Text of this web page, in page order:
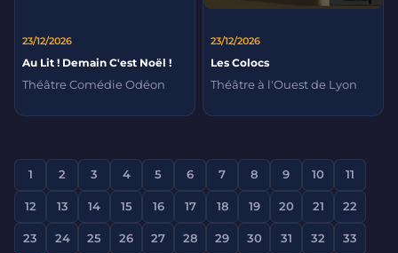
23/12/2026
Au Lit ! Demain C'est Noël !
Théâtre Comédie Odéon
23/12/2026
Les Colocs
Théâtre à l'Ouest de Lyon
1 2 3 4 5 6 7 8 9 10 11
12 13 14 15 16 17 18 19 20 21 22
23 24 25 26 27 28 29 30 31 32 33